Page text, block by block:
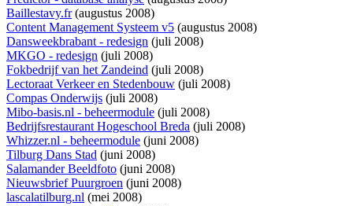
Baillestavy.fr(augustus 2008)
Content Management Systeem v5 (augustus 2008)
Dansweekbrabant - redesign (juli 2008)
MKGO - redesign (juli 2008)
Fokbedrijf van het Zandeind (juli 2008)
Lectoraat Verkeer en Stedenbouw (juli 2008)
Compas Onderwijs (juli 2008)
Mibo-basis.nl - beheermodule (juli 2008)
Bedrijfsrestaurant Hogeschool Breda (juli 2008)
Whizzer.nl - beheermodule (juni 2008)
Tilburg Dans Stad (juni 2008)
Salamander Beeldfoto (juni 2008)
Nieuwsbrief Puurgroen (juni 2008)
lascalatilburg.nl (mei 2008)